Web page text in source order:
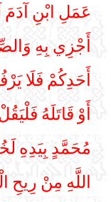
عَمَلِ ابْنِ آدَمَ
أَجْزِي بِهِ
أَحَدِكُمْ فَلَا
أَوْ قَاتَلَهُ
مُحَمَّدٍ بِيَدِهِ
اللَّهِ مِنْ رِيحِ